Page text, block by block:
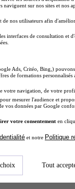
sur nos sites et nos
nos utilisateurs afin
interfaces de consultation et
Ads, Critéo, Bing,)
de formations
votre navigation, de votre
mesurer l'audience et
vos données par Google
votre consentement en
et notre Politique
Tout